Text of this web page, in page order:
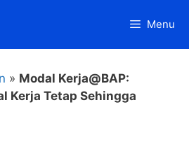
Menu
» Modal Kerja@BAP:
Kerja Tetap Sehingga